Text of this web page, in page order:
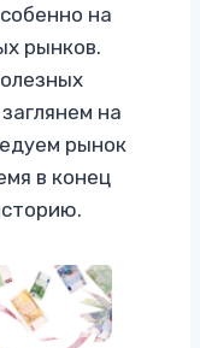
на
рынков.
на
рынок
в конец